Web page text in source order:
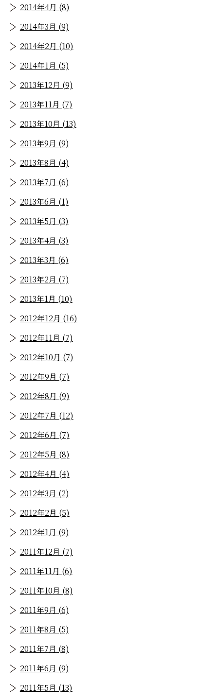
2014年4月 (8)
2014年3月 (9)
2014年2月 (10)
2014年1月 (5)
2013年12月 (9)
2013年11月 (7)
2013年10月 (13)
2013年9月 (9)
2013年8月 (4)
2013年7月 (6)
2013年6月 (1)
2013年5月 (3)
2013年4月 (3)
2013年3月 (6)
2013年2月 (7)
2013年1月 (10)
2012年12月 (16)
2012年11月 (7)
2012年10月 (7)
2012年9月 (7)
2012年8月 (9)
2012年7月 (12)
2012年6月 (7)
2012年5月 (8)
2012年4月 (4)
2012年3月 (2)
2012年2月 (5)
2012年1月 (9)
2011年12月 (7)
2011年11月 (6)
2011年10月 (8)
2011年9月 (6)
2011年8月 (5)
2011年7月 (8)
2011年6月 (9)
2011年5月 (13)